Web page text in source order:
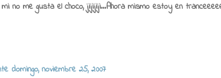
no me gusta el choco, jijijiji...Ahora mismo estoy en
domingo, noviembre 25, 2007